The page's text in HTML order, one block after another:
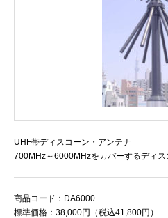
UHF帯ディスコーン・アンテナ
700MHz～6000MHzをカバーするディス
商品コード：DA6000
標準価格：38,000円（税込41,800円）